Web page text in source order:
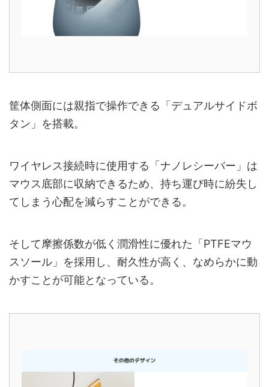
筐体側面には親指で操作できる「デュアルサイドボ
タン」を搭載。
ワイヤレス接続時に使用する「ナノレシーバー」は
マウス底部に収納できるため、持ち運び時に紛失し
てしまう心配を減らすことができる。
そして摩擦係数が低く潤滑性に優れた「PTFEマウ
スソール」を採用し、耐久性が高く、なめらかに動
かすことが可能となっている。